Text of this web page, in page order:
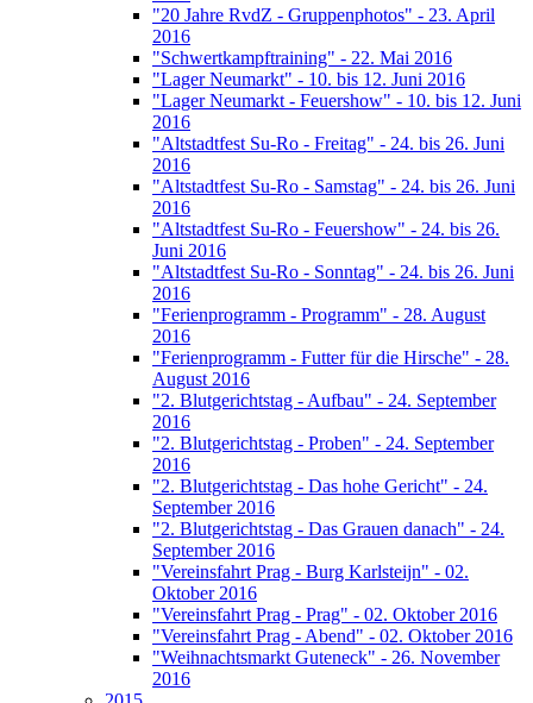
"20 Jahre RvdZ - Gruppenphotos" - 23. April
2016
"Schwertkampftraining" - 22. Mai 2016
"Lager Neumarkt" - 10. bis 12. Juni 2016
"Lager Neumarkt - Feuershow" - 10. bis 12. Juni
2016
"Altstadtfest Su-Ro - Freitag" - 24. bis 26. Juni
2016
"Altstadtfest Su-Ro - Samstag" - 24. bis 26. Juni
2016
"Altstadtfest Su-Ro - Feuershow" - 24. bis 26.
Juni 2016
"Altstadtfest Su-Ro - Sonntag" - 24. bis 26. Juni
2016
"Ferienprogramm - Programm" - 28. August
2016
"Ferienprogramm - Futter für die Hirsche" - 28.
August 2016
"2. Blutgerichtstag - Aufbau" - 24. September
2016
"2. Blutgerichtstag - Proben" - 24. September
2016
"2. Blutgerichtstag - Das hohe Gericht" - 24.
September 2016
"2. Blutgerichtstag - Das Grauen danach" - 24.
September 2016
"Vereinsfahrt Prag - Burg Karlsteijn" - 02.
Oktober 2016
"Vereinsfahrt Prag - Prag" - 02. Oktober 2016
"Vereinsfahrt Prag - Abend" - 02. Oktober 2016
"Weihnachtsmarkt Guteneck" - 26. November
2016